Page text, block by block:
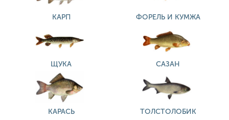
КАРП ФОРЕЛЬ И КУМЖА
ЩУКА САЗАН
КАРАСЬ ТОЛСТОЛОБИК